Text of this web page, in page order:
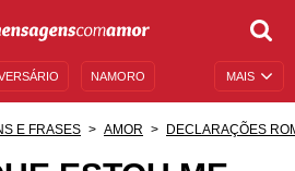
MAIS
NAMORO
E FRASES AMOR DECLARAÇÕES